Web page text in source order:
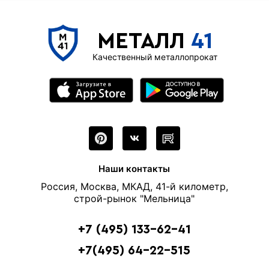
МЕТАЛЛ 41
Качественный металлопрокат
Наши контакты
Россия, Москва, МКАД, 41-й километр,
строй-рынок "Мельница"
+7 (495) 133-62-41
+7(495) 64-22-515